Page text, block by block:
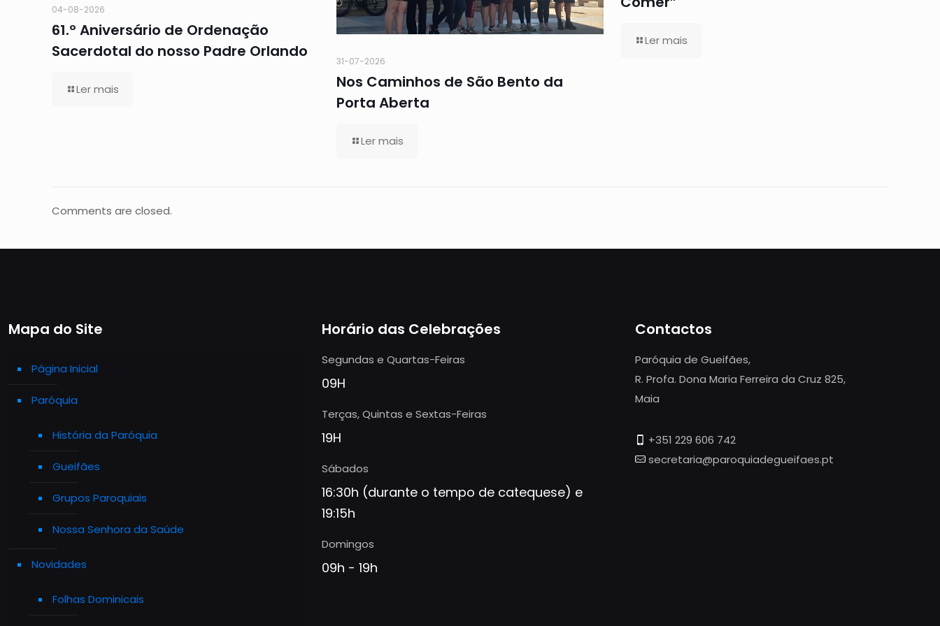
04-08-2026
61.º Aniversário de Ordenação
Sacerdotal do nosso Padre Orlando
Ler mais
31-07-2026
Nos Caminhos de São Bento da
Porta Aberta
Ler mais
Ler mais
Comments are closed.
Mapa do Site
Página Inicial
Paróquia
História da Paróquia
Gueifães
Grupos Paroquiais
Nossa Senhora da Saúde
Novidades
Folhas Dominicais
Horário das Celebrações
Segundas e Quartas-Feiras
09H
Terças, Quintas e Sextas-Feiras
19H
Sábados
16:30h (durante o tempo de catequese) e
19:15h
Domingos
09h - 19h
Contactos
Paróquia de Gueifães,
R. Profa. Dona Maria Ferreira da Cruz 825,
Maia
+351 229 606 742
secretaria@paroquiadegueifaes.pt